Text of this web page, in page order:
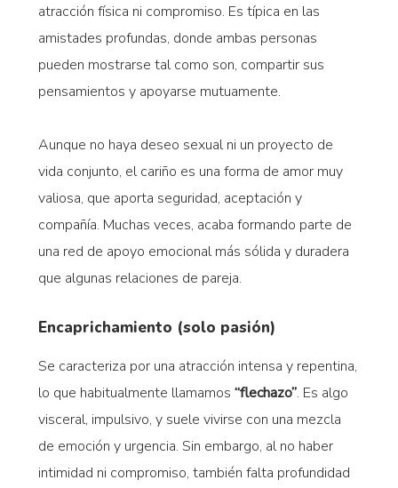
atracción física ni compromiso. Es típica en las
amistades profundas, donde ambas personas
pueden mostrarse tal como son, compartir sus
pensamientos y apoyarse mutuamente.
Aunque no haya deseo sexual ni un proyecto de
vida conjunto, el cariño es una forma de amor muy
valiosa, que aporta seguridad, aceptación y
compañía. Muchas veces, acaba formando parte de
una red de apoyo emocional más sólida y duradera
que algunas relaciones de pareja.
Encaprichamiento (solo pasión)
Se caracteriza por una atracción intensa y repentina,
lo que habitualmente llamamos “flechazo”. Es algo
visceral, impulsivo, y suele vivirse con una mezcla
de emoción y urgencia. Sin embargo, al no haber
intimidad ni compromiso, también falta profundidad